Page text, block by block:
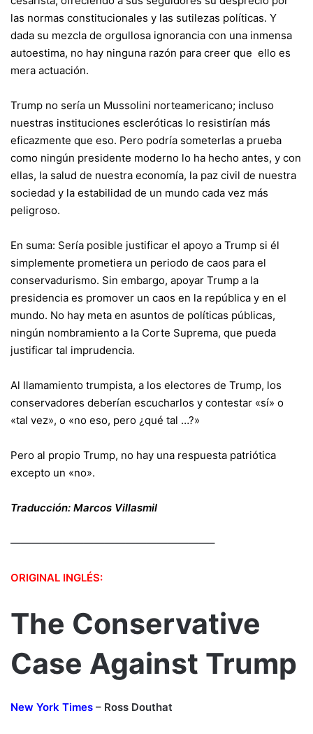
las normas constitucionales y las sutilezas políticas. Y
dada su mezcla de orgullosa ignorancia con una inmensa
autoestima, no hay ninguna razón para creer que ello es
mera actuación.
Trump no sería un Mussolini norteamericano; incluso
nuestras instituciones escleróticas lo resistirían más
eficazmente que eso. Pero podría someterlas a prueba
como ningún presidente moderno lo ha hecho antes, y con
ellas, la salud de nuestra economía, la paz civil de nuestra
sociedad y la estabilidad de un mundo cada vez más
peligroso.
En suma: Sería posible justificar el apoyo a Trump si él
simplemente prometiera un periodo de caos para el
conservadurismo. Sin embargo, apoyar Trump a la
presidencia es promover un caos en la república y en el
mundo. No hay meta en asuntos de políticas públicas,
ningún nombramiento a la Corte Suprema, que pueda
justificar tal imprudencia.
Al llamamiento trumpista, a los electores de Trump, los
conservadores deberían escucharlos y contestar «sí» o
«tal vez», o «no eso, pero ¿qué tal …?»
Pero al propio Trump, no hay una respuesta patriótica
excepto un «no».
Traducción: Marcos Villasmil
———————————————————–
ORIGINAL INGLÉS:
The Conservative
Case Against Trump
New York Times – Ross Douthat